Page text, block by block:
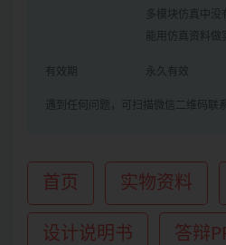
多模块仿真中
能用仿真资料做
有效期 永久有效
遇到任何问题，可扫描微信二维码联
首页 实物资料
设计说明书 答辩